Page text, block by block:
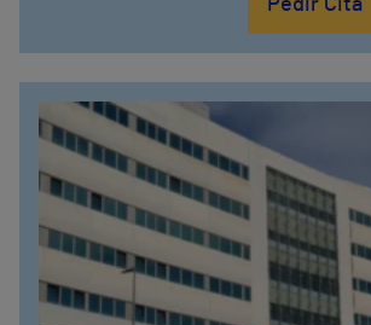
Pedir Cita